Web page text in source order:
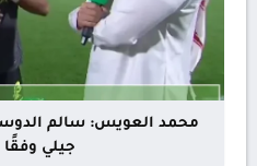
محمد العويس: سالم
جيلي وفقًا